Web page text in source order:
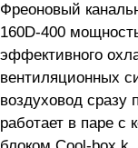
Фреоновый
160D-400
эффективного
вентиляционных
воздуховод сразу
работает в паре с